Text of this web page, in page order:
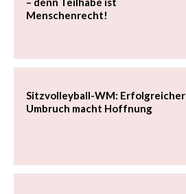
Menschenrecht!
Sitzvolleyball-WM: Erfolgreicher
Umbruch macht Hoffnung